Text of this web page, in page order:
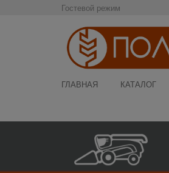
Гостевой режим
ГЛАВНАЯ КАТАЛОГ